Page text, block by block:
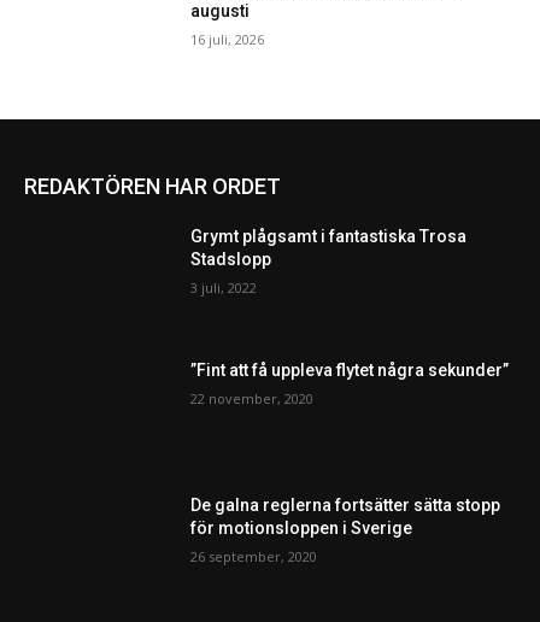
augusti
16 juli, 2026
REDAKTÖREN HAR ORDET
Grymt plågsamt i fantastiska Trosa
Stadslopp
3 juli, 2022
”Fint att få uppleva flytet några sekunder”
22 november, 2020
De galna reglerna fortsätter sätta stopp
för motionsloppen i Sverige
26 september, 2020